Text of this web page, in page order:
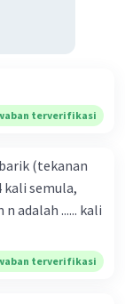
terverifikasi
(tekanan
kali semula,
adalah ...... kali
terverifikasi